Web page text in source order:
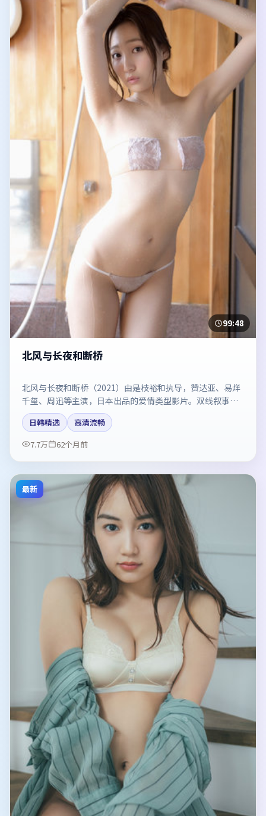
99:48
北风与长夜和断桥
北风与长夜和断桥（2021）由是枝裕和执导，赞达亚、易烊
千玺、周迅等主演，日本出品的爱情类型影片。双线叙事把
悬念保持到最后一刻。剧情简介与主创信息可供检索参考，
上映日期以片方资料为准。
日韩精选
高清流畅
7.7万
62个月前
最新